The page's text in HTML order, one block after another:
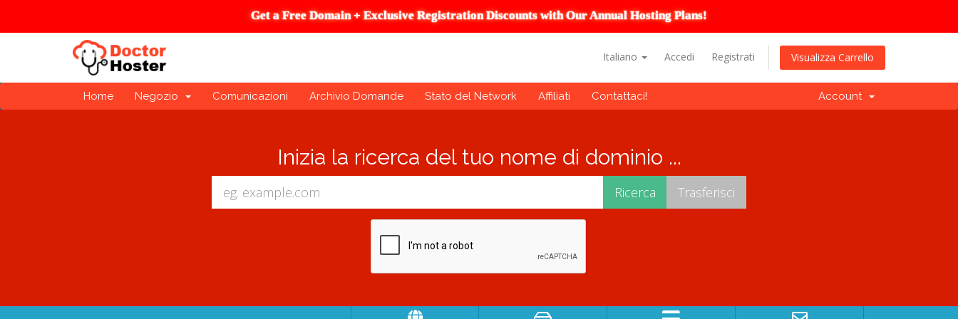
Get a Free Domain + Exclusive Registration Discounts with Our Annual Hosting Plans!
Italiano Accedi Registrati Visualizza Carrello
Home Negozio Comunicazioni Archivio Domande Stato del Network Affiliati Contattaci! Account
Inizia la ricerca del tuo nome di dominio ...